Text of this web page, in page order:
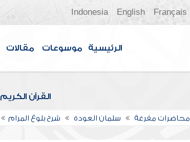
Français
English
Indonesia
الرئيسية موسوعات مقالات
القرآن الكريم
محاضرات مفرغة سلمان العودة شرح بلوغ المرام